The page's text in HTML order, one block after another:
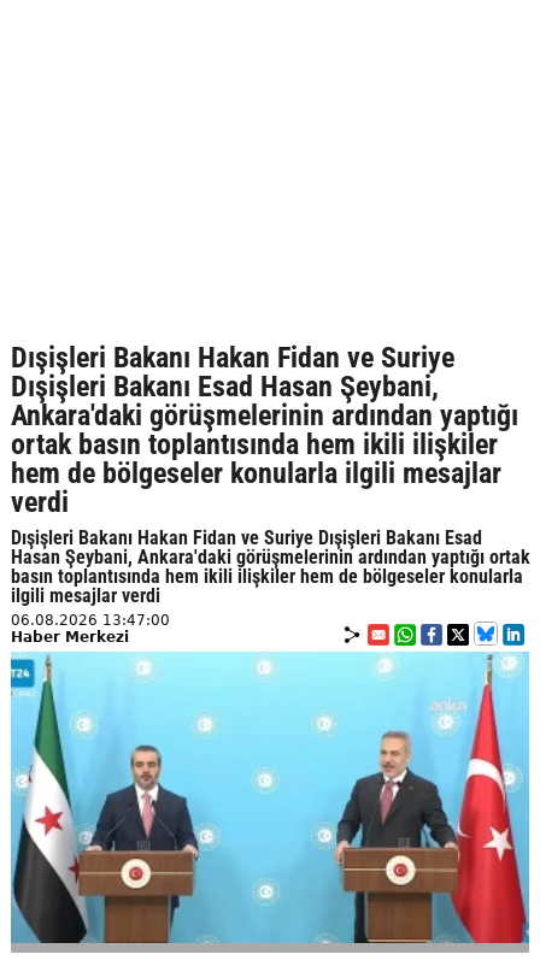
Dışişleri Bakanı Hakan Fidan ve Suriye
Dışişleri Bakanı Esad Hasan Şeybani,
Ankara'daki görüşmelerinin ardından yaptığı
ortak basın toplantısında hem ikili ilişkiler
hem de bölgeseler konularla ilgili mesajlar
verdi
Dışişleri Bakanı Hakan Fidan ve Suriye Dışişleri Bakanı Esad
Hasan Şeybani, Ankara'daki görüşmelerinin ardından yaptığı ortak
basın toplantısında hem ikili ilişkiler hem de bölgeseler konularla
ilgili mesajlar verdi
06.08.2026 13:47:00
Haber Merkezi